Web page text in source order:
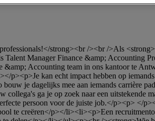
Manager Finance &amp; Accounting
Accounting team in ons kantoor te
p><p>Je kan echt impact hebben op
je dagelijks mee aan iemands carrière
ga je op zoek naar een uitstekende
persoon voor de juiste job.</p><p> </
te creëren</p></li><li><p>Een